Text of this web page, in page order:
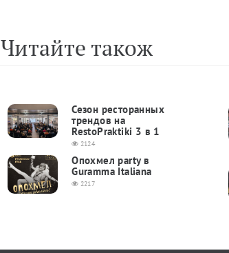
Читайте також
Сезон ресторанных
трендов на
RestoPraktiki 3 в 1
2124
Опохмел party в
Guramma Italiana
2217